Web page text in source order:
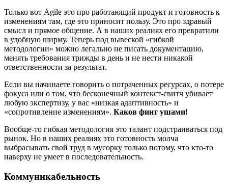
Только вот Agile это про работающий продукт и готовность к
изменениям там, где это приносит пользу. Это про здравый
смысл и прямое общение. А в наших реалиях его превратили
в удобную ширму. Теперь под вывеской «гибкой
методологии» можно легально не писать документацию,
менять требования трижды в день и не нести никакой
ответственности за результат.
Если вы начинаете говорить о потраченных ресурсах, о потере
фокуса или о том, что бесконечный контекст-свитч убивает
любую экспертизу, у вас «низкая адаптивность» и
«сопротивление изменениям». Каков финт ушами!
Вообще-то гибкая методология это талант подстраиваться под
рынок. Но в наших реалиях это готовность молча
выбрасывать свой труд в мусорку только потому, что кто-то
наверху не умеет в последовательность.
Коммуникабельность